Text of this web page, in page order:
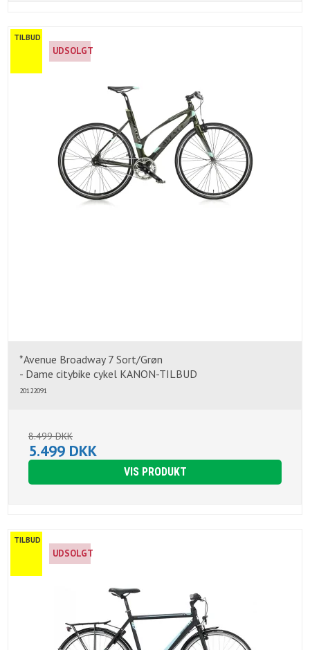
TILBUD
UDSOLGT
*Avenue Broadway 7 Sort/Grøn
- Dame citybike cykel KANON-TILBUD
20122091
8.499 DKK
5.499 DKK
VIS PRODUKT
TILBUD
UDSOLGT